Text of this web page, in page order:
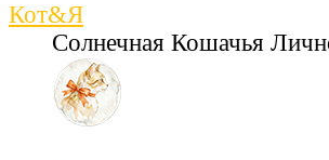
Кот&Я
Солнечная Кошачья